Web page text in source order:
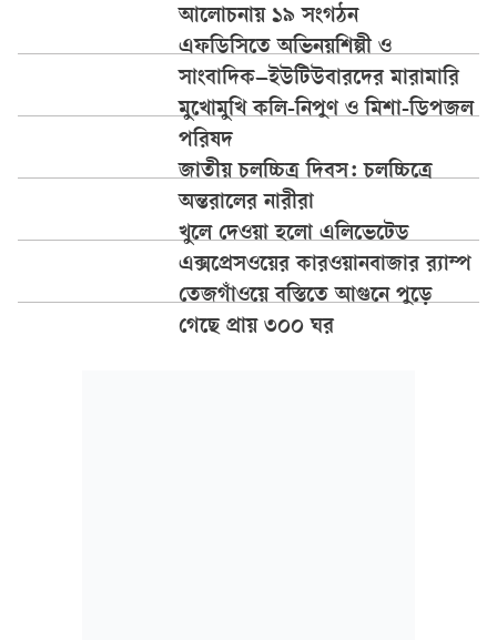
আলোচনায় ১৯ সংগঠন
এফডিসিতে অভিনয়শিল্পী ও
সাংবাদিক–ইউটিউবারদের মারামারি
মুখোমুখি কলি-নিপুণ ও মিশা-ডিপজল
পরিষদ
জাতীয় চলচ্চিত্র দিবস: চলচ্চিত্রে
অন্তরালের নারীরা
খুলে দেওয়া হলো এলিভেটেড
এক্সপ্রেসওয়ের কারওয়ানবাজার র‍্যাম্প
তেজগাঁওয়ে বস্তিতে আগুনে পুড়ে
গেছে প্রায় ৩০০ ঘর